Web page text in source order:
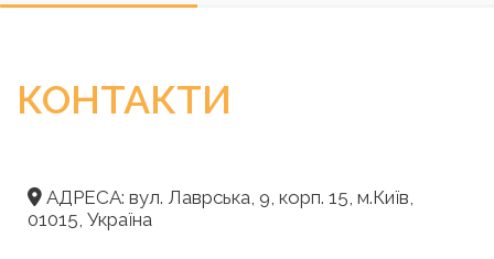
КОНТАКТИ
АДРЕСА: вул. Лаврська, 9, корп. 15, м.Київ,
01015, Україна